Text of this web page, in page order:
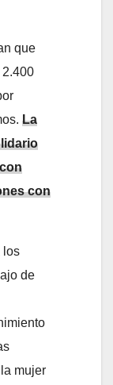
que
La
con
los
de
mujer